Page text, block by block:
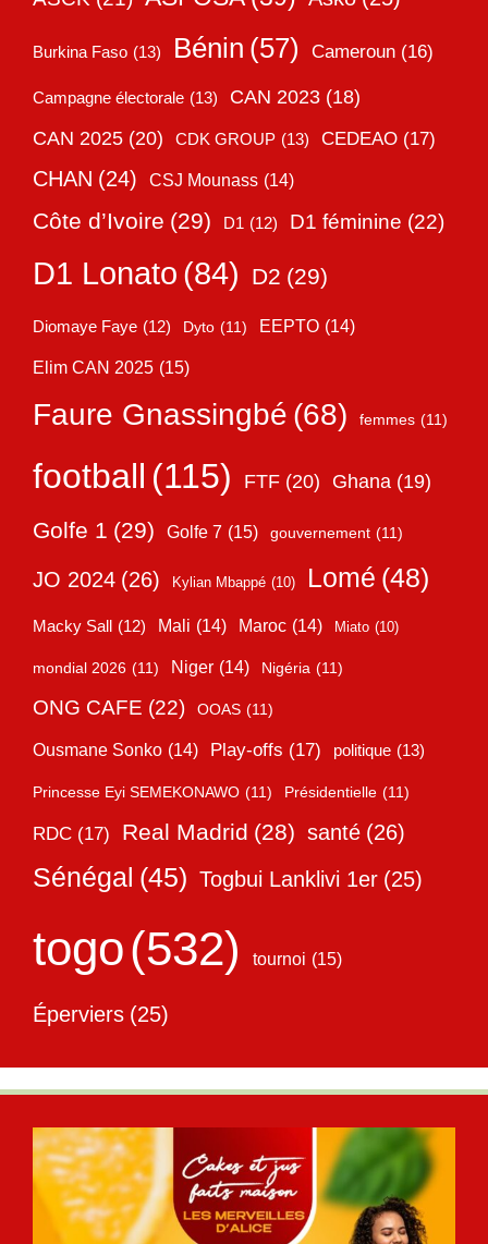
Burkina Faso (13) Bénin (57) Cameroun (16)
Campagne électorale (13) CAN 2023 (18)
CAN 2025 (20) CDK GROUP (13) CEDEAO (17)
CHAN (24) CSJ Mounass (14)
Côte d’Ivoire (29) D1 (12) D1 féminine (22)
D1 Lonato (84) D2 (29)
Diomaye Faye (12) Dyto (11) EEPTO (14)
Elim CAN 2025 (15)
Faure Gnassingbé (68) femmes (11)
football (115) FTF (20) Ghana (19)
Golfe 1 (29) Golfe 7 (15) gouvernement (11)
JO 2024 (26) Kylian Mbappé (10) Lomé (48)
Macky Sall (12) Mali (14) Maroc (14) Miato (10)
mondial 2026 (11) Niger (14) Nigéria (11)
ONG CAFE (22) OOAS (11)
Ousmane Sonko (14) Play-offs (17) politique (13)
Princesse Eyi SEMEKONAWO (11) Présidentielle (11)
RDC (17) Real Madrid (28) santé (26)
Sénégal (45) Togbui Lanklivi 1er (25)
togo(532) tournoi (15)
Éperviers (25)